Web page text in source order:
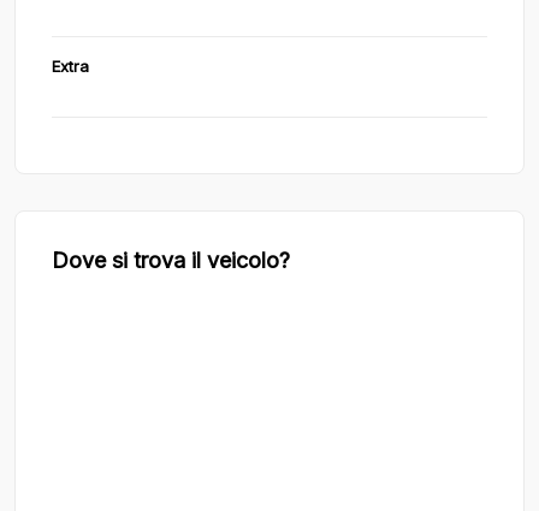
Extra
Dove si trova il veicolo?